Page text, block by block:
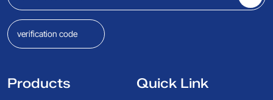
Products Quick Link